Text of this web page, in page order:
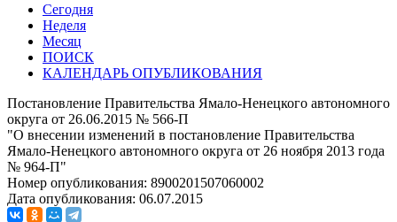
Сегодня
Неделя
Месяц
ПОИСК
КАЛЕНДАРЬ ОПУБЛИКОВАНИЯ
Постановление Правительства Ямало-Ненецкого автономного
округа от 26.06.2015 № 566-П
"О внесении изменений в постановление Правительства
Ямало-Ненецкого автономного округа от 26 ноября 2013 года
№ 964-П"
Номер опубликования: 8900201507060002
Дата опубликования: 06.07.2015